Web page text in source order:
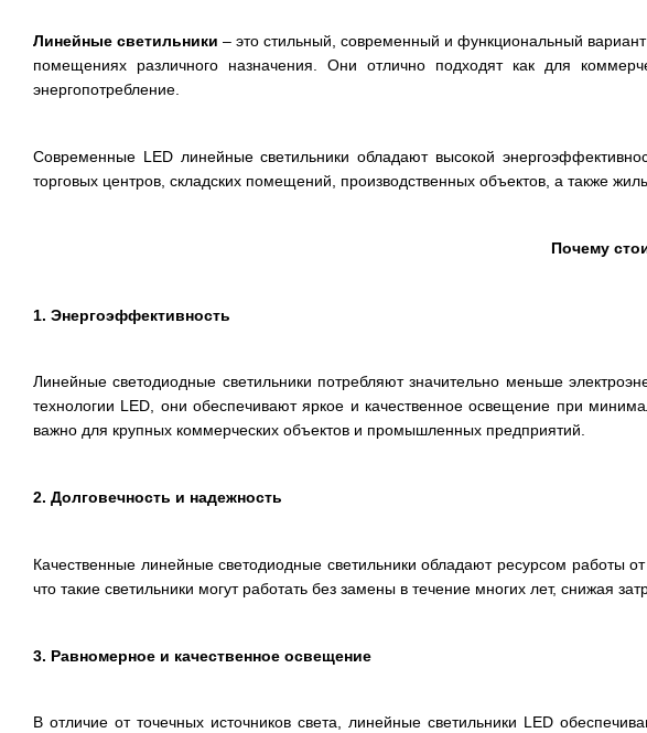
Линейные светильники – это стильный, современный и функциональный
помещениях различного назначения. Они отлично подходят как для
энергопотребление.
Современные LED линейные светильники обладают высокой
торговых центров, складских помещений, производственных объектов, а также
Почему
1. Энергоэффективность
Линейные светодиодные светильники потребляют значительно меньше
технологии LED, они обеспечивают яркое и качественное освещение при
важно для крупных коммерческих объектов и промышленных предприятий.
2. Долговечность и надежность
Качественные линейные светодиодные светильники обладают ресурсом работы
что такие светильники могут работать без замены в течение многих лет, снижая
3. Равномерное и качественное освещение
В отличие от точечных источников света, линейные светильники LED